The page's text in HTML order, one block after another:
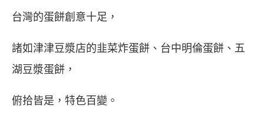
台灣的蛋餅創意十足，
諸如津津豆漿店的韭菜炸蛋餅、台中明倫蛋餅、 五
湖豆漿蛋餅 ，
俯拾皆是，特色百變。